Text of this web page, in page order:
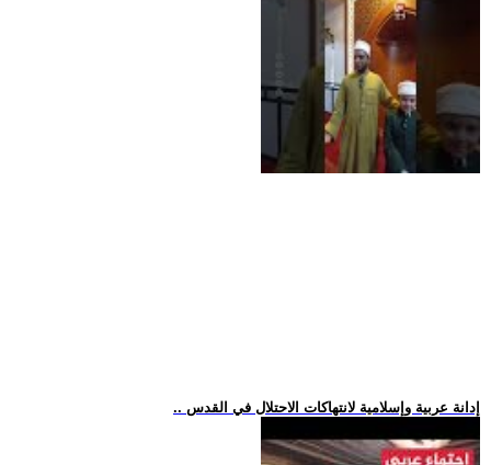
.. إدانة عربية وإسلامية لانتهاكات الاحتلال في القدس